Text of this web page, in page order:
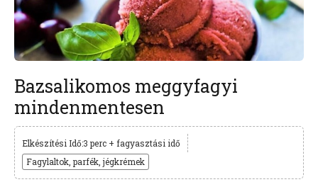
Bazsalikomos meggyfagyi
mindenmentesen
Elkészítési Idő:3 perc + fagyasztási idő
Fagylaltok, parfék, jégkrémek